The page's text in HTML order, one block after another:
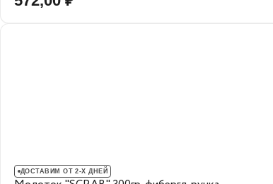
ДОСТАВИМ ОТ 2-Х ДНЕЙ